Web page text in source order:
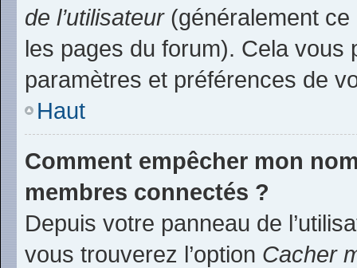
de l’utilisateur(généralement ce
les pages du forum). Cela vous
paramètres et préférences de
Haut
Comment empêcher mon
membres connectés ?
Depuis votre panneau de
vous trouverez l’option Cacher